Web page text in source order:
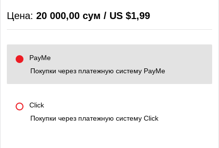
Цена: 20 000,00 сум / US $1,99
PayMe
Покупки через платежную систему PayMe
Click
Покупки через платежную систему Click